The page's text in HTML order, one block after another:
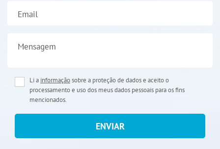
Email
Mensagem
Li a informaçãosobre a proteção de dados e aceito o
processamento e uso dos meus dados pessoais para os fins
mencionados.
ENVIAR